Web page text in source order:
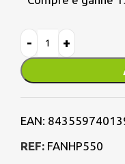
EAN:
REF: FANHP550